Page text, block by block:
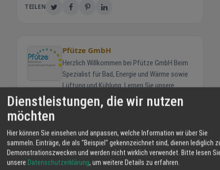
TEILEN
Pfütze GmbH
Herzlich Willkommen bei Pfütze GmbH Beim
Spezialist für Bad, Energie und Wärme sowie
Lüftung und Kühlung. Lernen Sie unsere
Lösungen kennen, mit denen Sie vollendete
Badkultur genießen. Erleben Sie, wie Sie
heizen. Profitieren Sie von Energie-
Konzepten, mit denen Sie sich von fossilen
Energieträgern unabhängig machen und sogar
aktiv Strom ins Netz speisen! Hier lernen Sie
28 °C
Mäßig Bewölkt
Dienstleistungen, die wir nutzen
möchten
Hier können Sie einsehen und anpassen, welche Information wir über Sie
sammeln. Einträge, die als "Beispiel" gekennzeichnet sind, dienen lediglich
Demonstrationszwecken und werden nicht wirklich verwendet. Bitte lesen
unsere Datenschutzerklärung, um weitere Details zu erfahren.